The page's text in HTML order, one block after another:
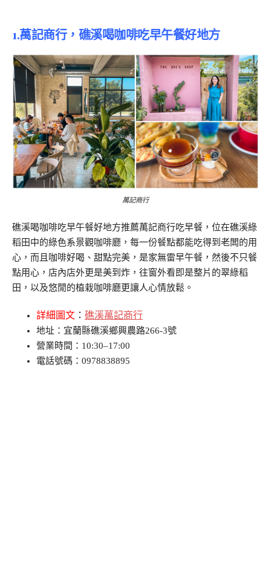
1.萬記商行，礁溪喝咖啡吃早午餐好地方
萬記商行
礁溪喝咖啡吃早午餐好地方推薦萬記商行吃早餐，位在礁溪綠
稻田中的綠色系景觀咖啡廳，每一份餐點都能吃得到老闆的用
心，而且咖啡好喝、甜點完美，是家無雷早午餐，然後不只餐
點用心，店內店外更是美到炸，往窗外看即是整片的翠綠稻
田，以及悠閒的植栽咖啡廳更讓人心情放鬆。
詳細圖文 ： 礁溪萬記商行
地址：宜蘭縣礁溪鄉興農路266-3號
營業時間：10:30–17:00
電話號碼：0978838895